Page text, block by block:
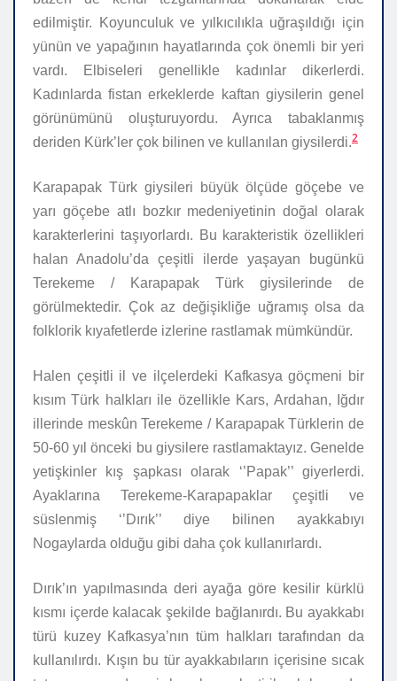
edilmiştir. Koyunculuk ve yılkıcılıkla uğraşıldığı için
yünün ve yapağının hayatlarında çok önemli bir yeri
vardı. Elbiseleri genellikle kadınlar dikerlerdi.
Kadınlarda fistan erkeklerde kaftan giysilerin genel
görünümünü oluşturuyordu. Ayrıca tabaklanmış
deriden Kürk’ler çok bilinen ve kullanılan giysilerdi.2
Karapapak Türk giysileri büyük ölçüde göçebe ve
yarı göçebe atlı bozkır medeniyetinin doğal olarak
karakterlerini taşıyorlardı. Bu karakteristik özellikleri
halan Anadolu’da çeşitli ilerde yaşayan bugünkü
Terekeme / Karapapak Türk giysilerinde de
görülmektedir. Çok az değişikliğe uğramış olsa da
folklorik kıyafetlerde izlerine rastlamak mümkündür.
Halen çeşitli il ve ilçelerdeki Kafkasya göçmeni bir
kısım Türk halkları ile özellikle Kars, Ardahan, Iğdır
illerinde meskûn Terekeme / Karapapak Türklerin de
50-60 yıl önceki bu giysilere rastlamaktayız. Genelde
yetişkinler kış şapkası olarak ‘’Papak’’ giyerlerdi.
Ayaklarına Terekeme-Karapapaklar çeşitli ve
süslenmiş ‘’Dırık’’ diye bilinen ayakkabıyı
Nogaylarda olduğu gibi daha çok kullanırlardı.
Dırık’ın yapılmasında deri ayağa göre kesilir kürklü
kısmı içerde kalacak şekilde bağlanırdı. Bu ayakkabı
türü kuzey Kafkasya’nın tüm halkları tarafından da
kullanılırdı. Kışın bu tür ayakkabıların içerisine sıcak